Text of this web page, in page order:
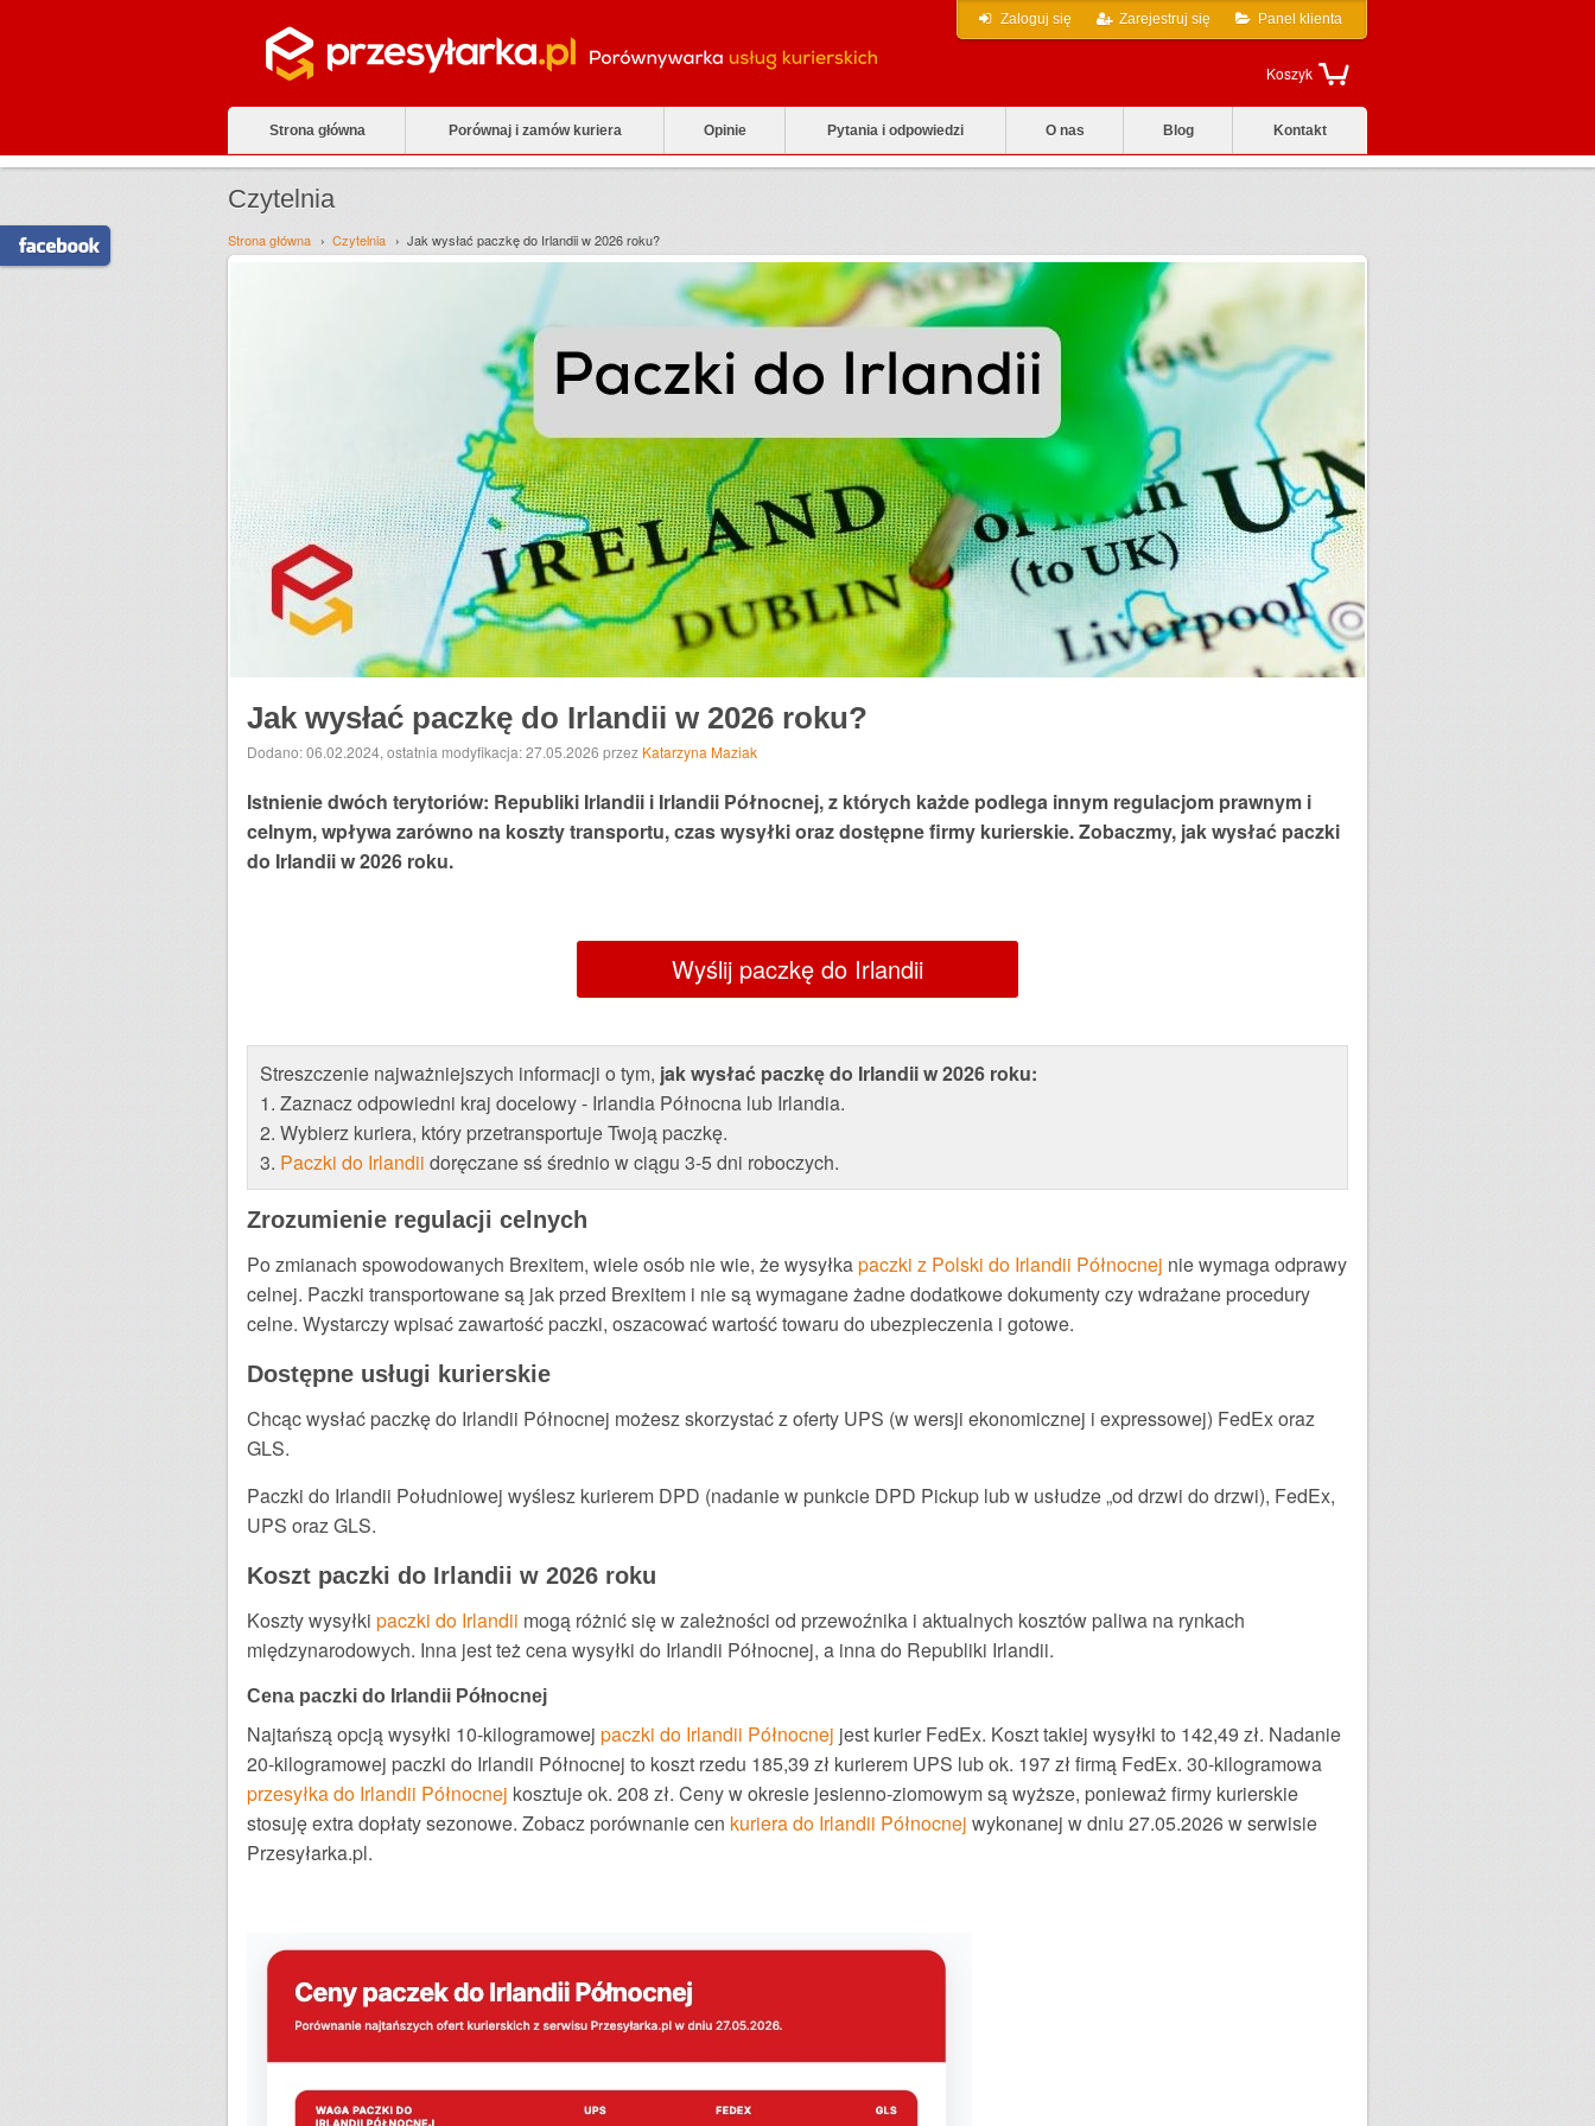
Zaloguj się Zarejestruj się Panel klienta
Koszyk
Strona główna Porównaj i zamów kuriera Opinie Pytania i odpowiedzi O nas Blog Kontakt
Czytelnia
Strona główna Czytelnia Jak wysłać paczkę do Irlandii w 2026 roku?
Jak wysłać paczkę do Irlandii w 2026 roku?
Dodano: 06.02.2024, ostatnia modyfikacja: 27.05.2026 przez Katarzyna Maziak
Istnienie dwóch terytoriów: Republiki Irlandii i Irlandii Północnej, z których każde podlega innym regulacjom prawnym i
celnym, wpływa zarówno na koszty transportu, czas wysyłki oraz dostępne firmy kurierskie. Zobaczmy, jak wysłać paczki
do Irlandii w 2026 roku.
Wyślij paczkę do Irlandii
Streszczenie najważniejszych informacji o tym, jak wysłać paczkę do Irlandii w 2026 roku:
1. Zaznacz odpowiedni kraj docelowy - Irlandia Północna lub Irlandia.
2. Wybierz kuriera, który przetransportuje Twoją paczkę.
3. Paczki do Irlandii doręczane sś średnio w ciągu 3-5 dni roboczych.
Zrozumienie regulacji celnych
Po zmianach spowodowanych Brexitem, wiele osób nie wie, że wysyłkapaczki z Polski do Irlandii Północnej nie wymaga odprawy
celnej. Paczki transportowane są jak przed Brexitem i nie są wymagane żadne dodatkowe dokumenty czy wdrażane procedury
celne. Wystarczy wpisać zawartość paczki, oszacować wartość towaru do ubezpieczenia i gotowe.
Dostępne usługi kurierskie
Chcąc wysłać paczkę do Irlandii Północnej możesz skorzystać z oferty UPS (w wersji ekonomicznej i expressowej) FedEx oraz
GLS.
Paczki do Irlandii Południowej wyślesz kurierem DPD (nadanie w punkcie DPD Pickup lub w usłudze „od drzwi do drzwi), FedEx,
UPS oraz GLS.
Koszt paczki do Irlandii w 2026 roku
Koszty wysyłki paczki do Irlandii mogą różnić się w zależności od przewoźnika i aktualnych kosztów paliwa na rynkach
międzynarodowych. Inna jest też cena wysyłki do Irlandii Północnej, a inna do Republiki Irlandii.
Cena paczki do Irlandii Północnej
Najtańszą opcją wysyłki 10-kilogramowej paczki do Irlandii Północnej jest kurier FedEx. Koszt takiej wysyłki to 142,49 zł. Nadanie
20-kilogramowej paczki do Irlandii Północnej to koszt rzedu 185,39 zł kurierem UPS lub ok. 197 zł firmą FedEx. 30-kilogramowa
przesyłka do Irlandii Północnej kosztuje ok. 208 zł. Ceny w okresie jesienno-ziomowym są wyższe, ponieważ firmy kurierskie
stosuję extra dopłaty sezonowe. Zobacz porównanie cen kuriera do Irlandii Północnej wykonanej w dniu 27.05.2026 w serwisie
Przesyłarka.pl.